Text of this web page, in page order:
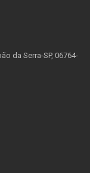
da Serra-SP, 06764-